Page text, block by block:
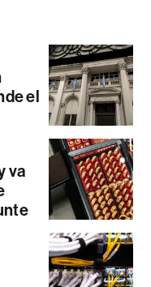
el
va